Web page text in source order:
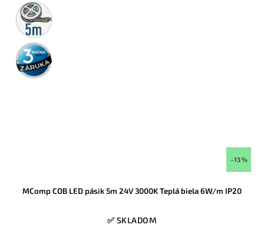
5m
rolka
3 roky
záruka
–13 %
MComp COB LED pásik 5m 24V 3000K Teplá biela 6W/m IP20
✅ SKLADOM